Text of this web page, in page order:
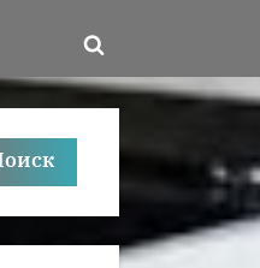
Toggle
search